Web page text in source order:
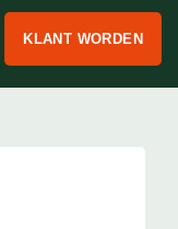
KLANT WORDEN